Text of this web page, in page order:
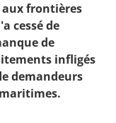
aux frontières
cessé de
de
infligés
demandeurs